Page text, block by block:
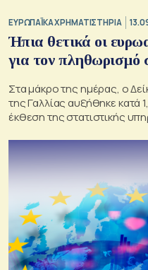
ΕΥΡΩΠΑΪΚΑ ΧΡΗΜΑΤΙΣΤΗΡΙΑ
Ήπια θετικά οι
για τον πληθωρισμό
Στα μάκρο της ημέρας, ο
της Γαλλίας αυξήθηκε
έκθεση της στατιστικής